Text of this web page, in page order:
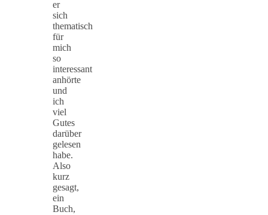
er
sich
thematisch
für
mich
so
interessant
anhörte
und
ich
viel
Gutes
darüber
gelesen
habe.
Also
kurz
gesagt,
ein
Buch,